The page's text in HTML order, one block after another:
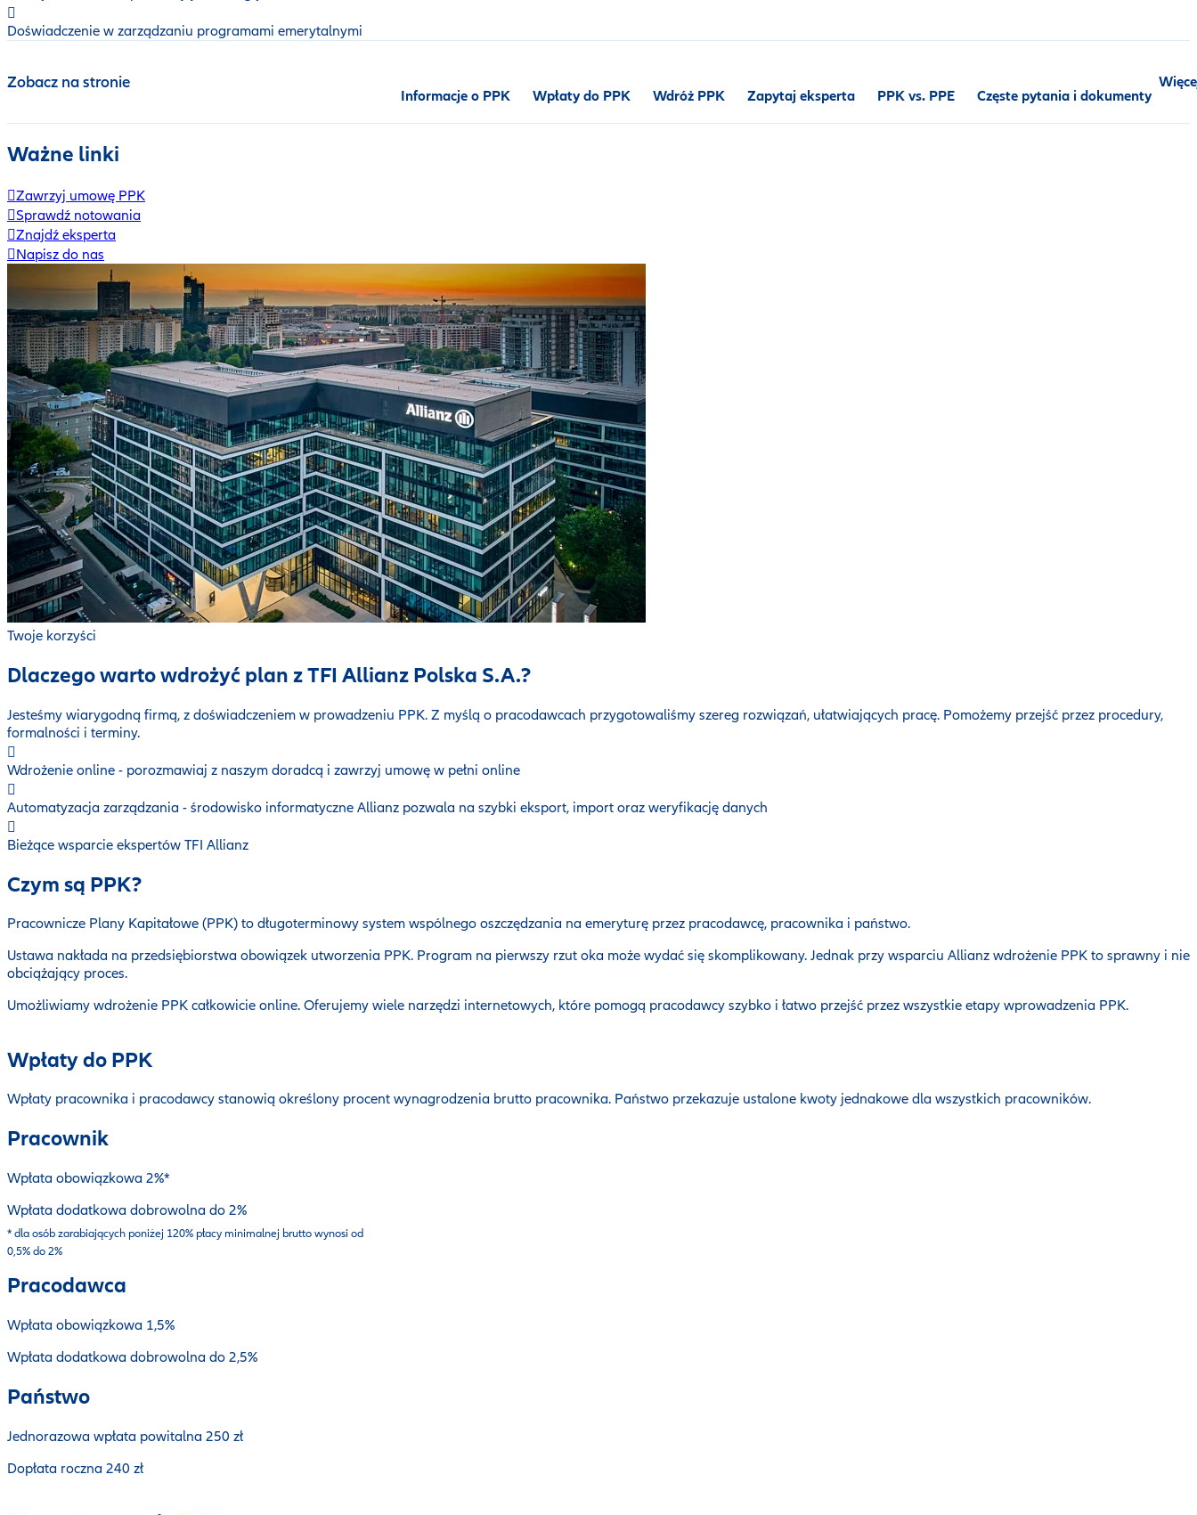
Doświadczenie w zarządzaniu programami emerytalnymi
Zobacz na stronie
Informacje o PPK Wpłaty do PPK Wdróż PPK Zapytaj eksperta PPK vs. PPE Częste pytania i dokumenty
Ważne linki
Zawrzyj umowę PPK
Sprawdź notowania
Znajdź eksperta
Napisz do nas
Twoje korzyści
Dlaczego warto wdrożyć plan z TFI Allianz Polska S.A.?
Jesteśmy wiarygodną firmą, z doświadczeniem w prowadzeniu PPK. Z myślą o pracodawcach przygotowaliśmy szereg rozwiązań, ułatwiających pracę. Pomożemy przejść przez procedury,
formalności i terminy.
Wdrożenie online - porozmawiaj z naszym doradcą i zawrzyj umowę w pełni online
Automatyzacja zarządzania - środowisko informatyczne Allianz pozwala na szybki eksport, import oraz weryfikację danych
Bieżące wsparcie ekspertów TFI Allianz
Czym są PPK?
Pracownicze Plany Kapitałowe (PPK) to długoterminowy system wspólnego oszczędzania na emeryturę przez pracodawcę, pracownika i państwo.
Ustawa nakłada na przedsiębiorstwa obowiązek utworzenia PPK. Program na pierwszy rzut oka może wydać się skomplikowany. Jednak przy wsparciu Allianz wdrożenie PPK to sprawny i nie
obciążający proces.
Umożliwiamy wdrożenie PPK całkowicie online. Oferujemy wiele narzędzi internetowych, które pomogą pracodawcy szybko i łatwo przejść przez wszystkie etapy wprowadzenia PPK.
Wpłaty do PPK
Wpłaty pracownika i pracodawcy stanowią określony procent wynagrodzenia brutto pracownika. Państwo przekazuje ustalone kwoty jednakowe dla wszystkich pracowników.
Pracownik
Wpłata obowiązkowa 2%*
Wpłata dodatkowa dobrowolna do 2%
* dla osób zarabiających poniżej 120% płacy minimalnej brutto wynosi od
0,5% do 2%
Pracodawca
Wpłata obowiązkowa 1,5%
Wpłata dodatkowa dobrowolna do 2,5%
Państwo
Jednorazowa wpłata powitalna 250 zł
Dopłata roczna 240 zł